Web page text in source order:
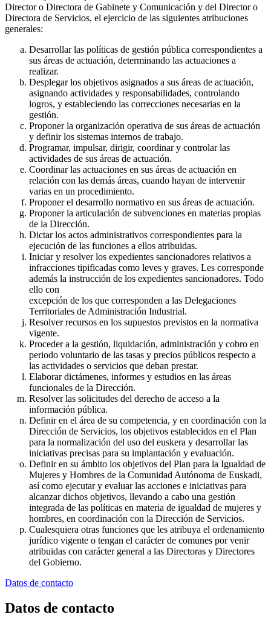
Director o Directora de Gabinete y Comunicación y del Director o
Directora de Servicios, el ejercicio de las siguientes atribuciones
generales:
Desarrollar las políticas de gestión pública correspondientes a
sus áreas de actuación, determinando las actuaciones a
realizar.
Desplegar los objetivos asignados a sus áreas de actuación,
asignando actividades y responsabilidades, controlando
logros, y estableciendo las correcciones necesarias en la
gestión.
Proponer la organización operativa de sus áreas de actuación
y definir los sistemas internos de trabajo.
Programar, impulsar, dirigir, coordinar y controlar las
actividades de sus áreas de actuación.
Coordinar las actuaciones en sus áreas de actuación en
relación con las demás áreas, cuando hayan de intervenir
varias en un procedimiento.
Proponer el desarrollo normativo en sus áreas de actuación.
Proponer la articulación de subvenciones en materias propias
de la Dirección.
Dictar los actos administrativos correspondientes para la
ejecución de las funciones a ellos atribuidas.
Iniciar y resolver los expedientes sancionadores relativos a
infracciones tipificadas como leves y graves. Les corresponde
además la instrucción de los expedientes sancionadores. Todo
ello con
excepción de los que corresponden a las Delegaciones
Territoriales de Administración Industrial.
Resolver recursos en los supuestos previstos en la normativa
vigente.
Proceder a la gestión, liquidación, administración y cobro en
periodo voluntario de las tasas y precios públicos respecto a
las actividades o servicios que deban prestar.
Elaborar dictámenes, informes y estudios en las áreas
funcionales de la Dirección.
Resolver las solicitudes del derecho de acceso a la
información pública.
Definir en el área de su competencia, y en coordinación con la
Dirección de Servicios, los objetivos establecidos en el Plan
para la normalización del uso del euskera y desarrollar las
iniciativas precisas para su implantación y evaluación.
Definir en su ámbito los objetivos del Plan para la Igualdad de
Mujeres y Hombres de la Comunidad Autónoma de Euskadi,
así como ejecutar y evaluar las acciones e iniciativas para
alcanzar dichos objetivos, llevando a cabo una gestión
integrada de las políticas en materia de igualdad de mujeres y
hombres, en coordinación con la Dirección de Servicios.
Cualesquiera otras funciones que les atribuya el ordenamiento
jurídico vigente o tengan el carácter de comunes por venir
atribuidas con carácter general a las Directoras y Directores
del Gobierno.
Datos de contacto
Datos de contacto